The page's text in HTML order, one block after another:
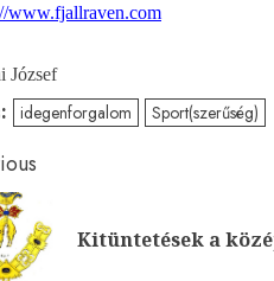
www.fjallraven.com
József
idegenforgalom Sport(szerűség)
Kitüntetések a